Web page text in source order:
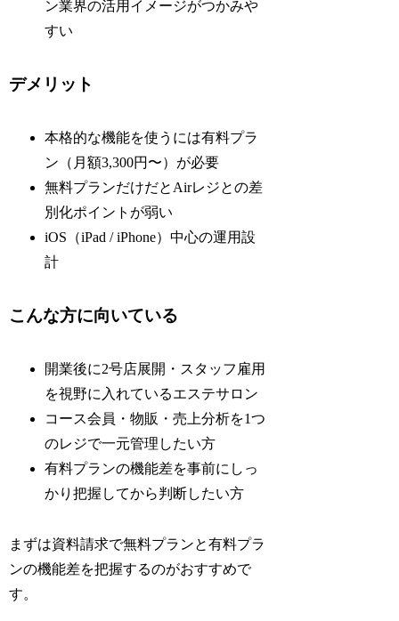
ン業界の活用イメージがつかみや
すい
デメリット
本格的な機能を使うには有料プラ
ン（月額3,300円〜）が必要
無料プランだけだとAirレジとの差
別化ポイントが弱い
iOS（iPad / iPhone）中心の運用設
計
こんな方に向いている
開業後に2号店展開・スタッフ雇用
を視野に入れているエステサロン
コース会員・物販・売上分析を1つ
のレジで一元管理したい方
有料プランの機能差を事前にしっ
かり把握してから判断したい方
まずは資料請求で無料プランと有料プラ
ンの機能差を把握するのがおすすめで
す。